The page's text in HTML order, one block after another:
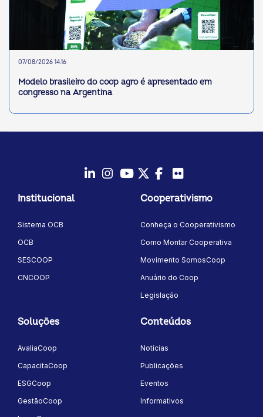
07/08/2026 14:16
Modelo brasileiro do coop agro é apresentado em
congresso na Argentina
Instagram
YoutubeTwitter/X
Facebook
Institucional
Sistema OCB
OCB
SESCOOP
CNCOOP
Cooperativismo
Conheça o Cooperativismo
Como Montar Cooperativa
Movimento SomosCoop
Anuário do Coop
Legislação
Soluções
AvaliaCoop
CapacitaCoop
ESGCoop
GestãoCoop
Conteúdos
Notícias
Publicações
Eventos
Informativos